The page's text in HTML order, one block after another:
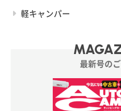
軽キャンパー
最新号の